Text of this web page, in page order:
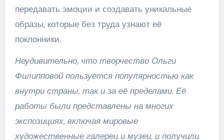
передавать эмоции и создавать уникальные
образы, которые без труда узнают её
поклонники.
Неудивительно, что творчество Ольги
Филипповой пользуется популярностью как
внутри страны, так и за её пределами. Её
работы были представлены на многих
экспозициях, включая мировые
художественные галереи и музеи, и получили